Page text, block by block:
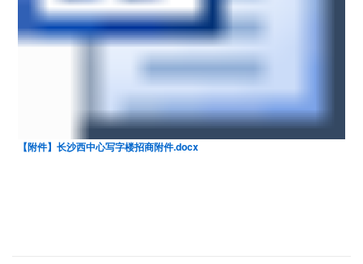
【附件】长沙西中心写字楼招商附件.docx